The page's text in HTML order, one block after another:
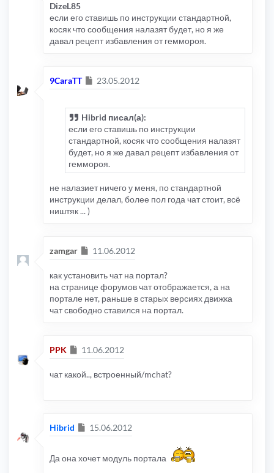
DizeL85
если его ставишь по инструкции стандартной,
косяк что сообщения налазят будет, но я же
давал рецепт избавления от геммороя.
9CaraTT Сообщение
23.05.2012
Hibrid писал(а):
если его ставишь по инструкции
стандартной, косяк что сообщения налазят
будет, но я же давал рецепт избавления от
геммороя.
не налазиет ничего у меня, по стандартной
инструкции делал, более пол года чат стоит, всё
ништяк ... )
zamgar Сообщение
11.06.2012
как установить чат на портал?
на странице форумов чат отображается, а на
портале нет, раньше в старых версиях движка
чат свободно ставился на портал.
PPK Сообщение
11.06.2012
чат какой.., встроенный/mchat?
Hibrid Сообщение
15.06.2012
Да она хочет модуль портала